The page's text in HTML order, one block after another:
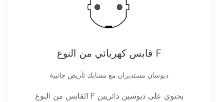
قابس كهربائي من النوع F
دبوسان مستديران مع مشابك تأريض جانبية
القابس من النوع F يحتوي على دبوسين دائريين